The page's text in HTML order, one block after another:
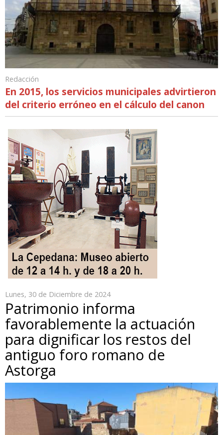
Redacción
En 2015, los servicios municipales advirtieron
del criterio erróneo en el cálculo del canon
Lunes, 30 de Diciembre de 2024
Patrimonio informa
favorablemente la actuación
para dignificar los restos del
antiguo foro romano de
Astorga